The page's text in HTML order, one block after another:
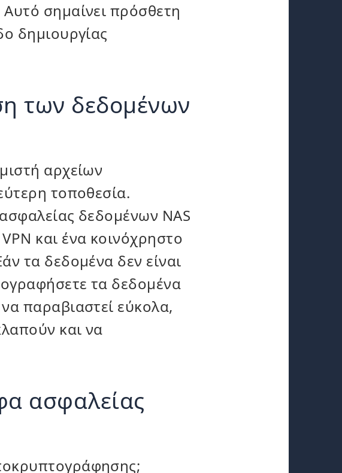
σημαίνει πρόσθετη
δημιουργίας
των δεδομένων
αρχείων
τοποθεσία.
δεδομένων NAS
και ένα κοινόχρηστο
τα δεδομένα δεν είναι
τα δεδομένα
παραβιαστεί εύκολα,
και να
ασφαλείας